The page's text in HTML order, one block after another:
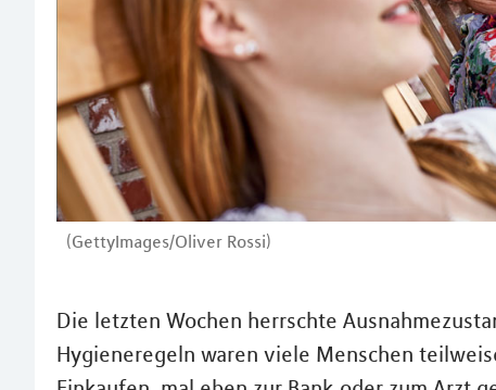
(GettyImages/Oliver Rossi)
Die letzten Wochen herrschte
Hygieneregeln waren viele Menschen